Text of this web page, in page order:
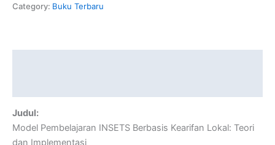
Category: Buku Terbaru
Judul:
Model Pembelajaran INSETS Berbasis Kearifan Lokal: Teori
dan Implementasi